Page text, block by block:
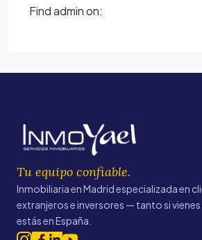
Find admin on:
Tu equipo confiable.
Inmobiliaria en Madrid especializada en
extranjeros e inversores — tanto si
estás en España.